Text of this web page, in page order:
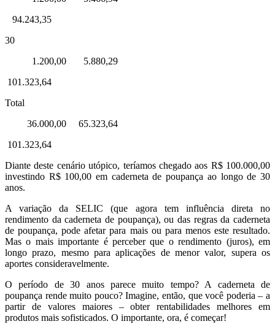
94.243,35
30
1.200,00 5.880,29
101.323,64
Total
36.000,00 65.323,64
101.323,64
Diante deste cenário utópico, teríamos chegado aos R$ 100.000,00
investindo R$ 100,00 em caderneta de poupança ao longo de 30
anos.
A variação da SELIC (que agora tem influência direta no
rendimento da caderneta de poupança), ou das regras da caderneta
de poupança, pode afetar para mais ou para menos este resultado.
Mas o mais importante é perceber que o rendimento (juros), em
longo prazo, mesmo para aplicações de menor valor, supera os
aportes consideravelmente.
O período de 30 anos parece muito tempo? A caderneta de
poupança rende muito pouco? Imagine, então, que você poderia – a
partir de valores maiores – obter rentabilidades melhores em
produtos mais sofisticados. O importante, ora, é começar!